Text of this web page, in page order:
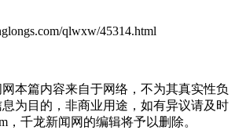
qlwxw/45314.html
本篇内容来自于网络，不为其真实性负
为目的，非商业用途，如有异议请及时
，千龙新闻网的编辑将予以删除。